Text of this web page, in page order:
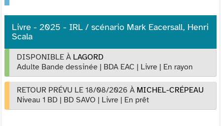
Livre - 2025 - IRL / scénario Mark Eacersall, Henri
Scala
DISPONIBLE À LAGORD
Adulte Bande dessinée | BDA EAC | Livre | En rayon
RETOUR PRÉVU LE 18/08/2026 À MICHEL-CRÉPEAU
Niveau 1 BD | BD SAVO | Livre | En prêt